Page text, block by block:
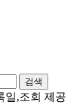
검색
일,조회 제공